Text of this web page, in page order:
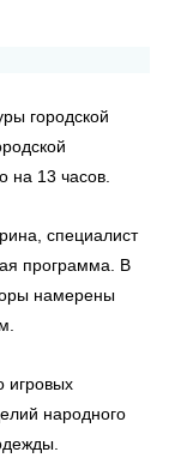
городской
на 13 часов.
специалист
программа. В
намерены
игровых
народного